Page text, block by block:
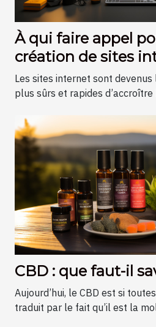
À qui faire appel
création de sites
chers sur Angers ?
Les sites internet sont devenus
plus sûrs et rapides d’accroître
CBD : que faut-il
Aujourd’hui, le CBD est si
traduit par le fait qu’il est la